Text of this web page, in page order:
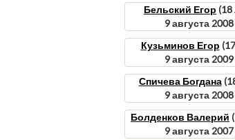
Бельский Егор (18
9 августа 2008
Кузьминов Егор
9 августа 2009
Спичева Богдана
9 августа 2008
Болденков Валерий
9 августа 2007